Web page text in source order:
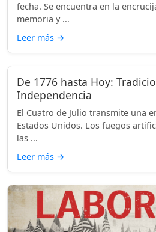
fecha. Se encuentra en la
memoria y ...
Leer más →
De 1776 hasta Hoy:
Independencia
El Cuatro de Julio transmite una
Estados Unidos. Los fuegos
las ...
Leer más →